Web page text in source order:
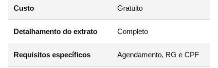
Custo Gratuito
Detalhamento do extrato Completo
Requisitos específicos Agendamento, RG e CPF